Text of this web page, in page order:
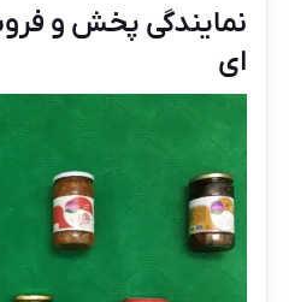
نمایندگی پخش و
ای